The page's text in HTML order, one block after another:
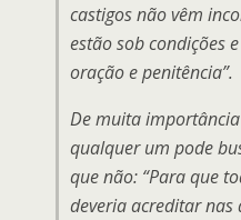
castigos não vêm
estão sob condições
oração e penitência”.
De muita
qualquer um pode
que não: “Para que
deveria acreditar nas